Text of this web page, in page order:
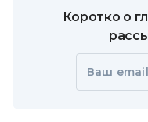
Коротко о
Ваш email